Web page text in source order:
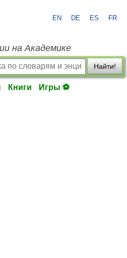
EN DE ES FR
на Академике
Найти!
Книги Игры ⚽